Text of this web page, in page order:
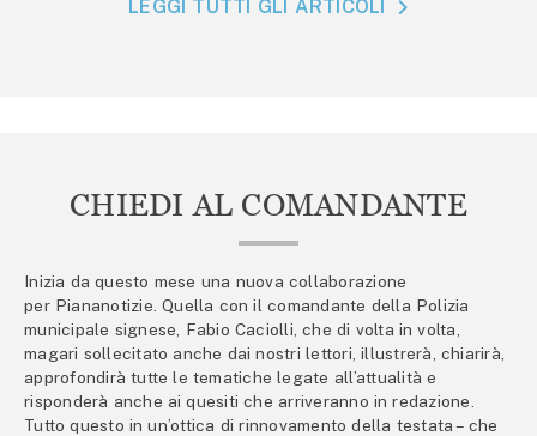
LEGGI TUTTI GLI ARTICOLI
CHIEDI AL COMANDANTE
Inizia da questo mese una nuova collaborazione
per Piananotizie. Quella con il comandante della Polizia
municipale signese, Fabio Caciolli, che di volta in volta,
magari sollecitato anche dai nostri lettori, illustrerà, chiarirà,
approfondirà tutte le tematiche legate all’attualità e
risponderà anche ai quesiti che arriveranno in redazione.
Tutto questo in un’ottica di rinnovamento della testata – che